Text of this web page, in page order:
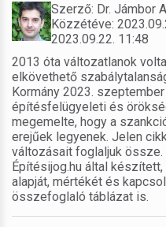
Szerző: Dr. Jámbor
Közzétéve:
2023.09.22. 11:48
2013 óta változatlanok
elkövethető
Kormány 2023.
építésfelügyeleti és
megemelte, hogy a
erejűek legyenek. Jelen
változásait foglaljuk
Építésijog.hu által
alapját, mértékét és
összefoglaló táblázat is.